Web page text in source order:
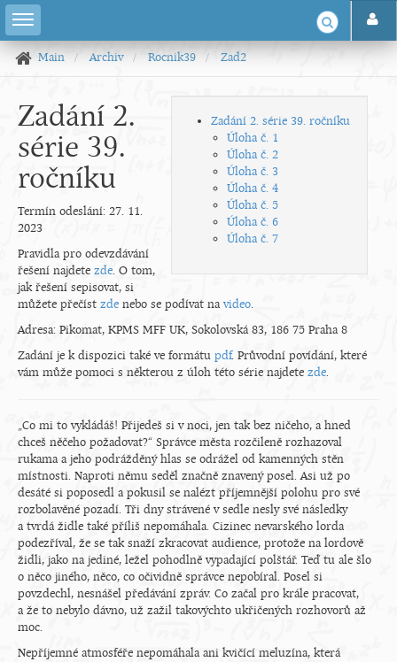
Main Archiv Rocnik39 Zad2
Zadání 2. série 39. ročníku
Úloha č. 1
Úloha č. 2
Úloha č. 3
Úloha č. 4
Úloha č. 5
Úloha č. 6
Úloha č. 7
Zadání 2.
série 39.
ročníku
Termín odeslání: 27. 11.
2023
Pravidla pro odevzdávání
řešení najdete zde. O tom,
jak řešení sepisovat, si
můžete přečíst zde nebo se podívat navideo.
Adresa: Pikomat, KPMS MFF UK, Sokolovská 83, 186 75 Praha 8
Zadání je k dispozici také ve formátu pdf. Průvodní povídání, které
vám může pomoci s některou z úloh této série najdete zde.
„Co mi to vykládáš! Přijedeš si v noci, jen tak bez ničeho, a hned
chceš něčeho požadovat?“ Správce města rozčileně rozhazoval
rukama a jeho podrážděný hlas se odrážel od kamenných stěn
místnosti. Naproti němu seděl značně znavený posel. Asi už po
desáté si poposedl a pokusil se nalézt příjemnější polohu pro své
rozbolavěné pozadí. Tři dny strávené v sedle nesly své následky
a tvrdá židle také příliš nepomáhala. Cizinec nevarského lorda
podezříval, že se tak snaží zkracovat audience, protože na lordově
židli, jako na jediné, ležel pohodlně vypadající polštář. Teď tu ale šlo
o něco jiného, něco, co očividně správce nepobíral. Posel si
povzdechl, nesnášel předávání zpráv. Co začal pro krále pracovat,
a že to nebylo dávno, už zažil takovýchto ukřičených rozhovorů až
moc.
Nepříjemné atmosféře nepomáhala ani kvičící meluzína, která